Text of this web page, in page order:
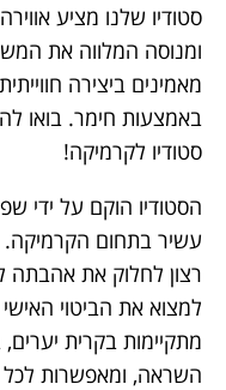
סטודיו שלנו מציע
ומנוסה המלווה את
מאמינים ביצירה
באמצעות חימר. בואו
סטודיו לקרמיקה!
הסטודיו הוקם על ידי
עשיר בתחום
רצון לחלוק את אהבתה
למצוא את הביטוי
מתקיימות בקרית
השראה, ומאפשרות